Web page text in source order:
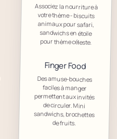
Associez la nourriture à
votre thème - biscuits
animaux pour safari,
sandwichs en étoile
pour thème céleste.
Finger Food
Des amuse-bouches
faciles à manger
permettent aux invités
de circuler. Mini
sandwichs, brochettes
de fruits.